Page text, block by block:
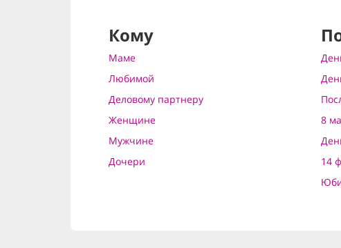
Кому
Маме
Любимой
Деловому партнеру
Женщине
Мужчине
Дочери
8
14